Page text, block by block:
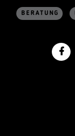
BERATUNG